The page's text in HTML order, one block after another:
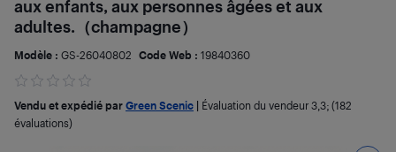
aux enfants, aux personnes âgées et aux
adultes.（champagne）
Modèle : GS-26040802 Code Web : 19840360
Vendu et expédié par Green Scenic Évaluation du vendeur 3,3; (182
évaluations)